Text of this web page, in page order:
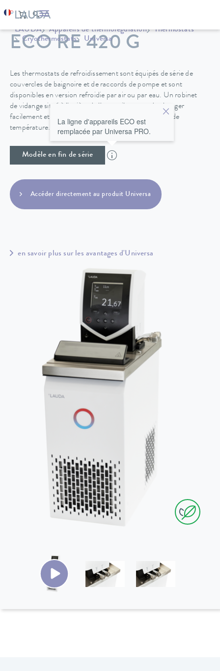
LAUDA Appareils de thermorégulation
Thermostats
Cryothermostats
Universa
ECO RE 420 G
Les thermostats de refroidissement sont équipés de série de
couvercles de baignoire et de raccords de pompe et sont
disponibles en version refroidie par air ou par eau. Un robinet
de vidange situé à l'arrière de l'appareil permet de changer
facilement et en toute sécurité le fluide de régulation de
température.
Modèle en fin de série
La ligne d'appareils ECO est
remplacée par Universa PRO.
Accéder directement au produit Universa
en savoir plus sur les avantages d'Universa